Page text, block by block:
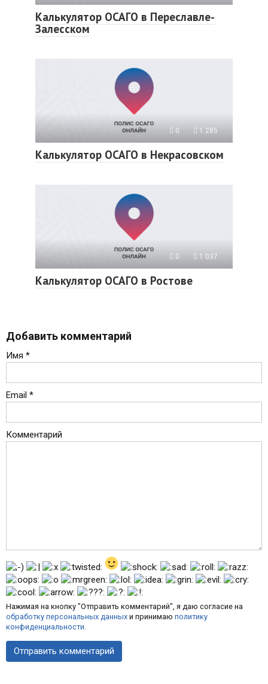
Калькулятор ОСАГО в Переславле-
Залесском
0 1 285
Калькулятор ОСАГО в Некрасовском
0 1 037
Калькулятор ОСАГО в Ростове
Добавить комментарий
Имя *
Email *
Комментарий
Нажимая на кнопку "Отправить комментарий", я даю согласие на
обработку персональных данных и принимаю политику
конфиденциальности